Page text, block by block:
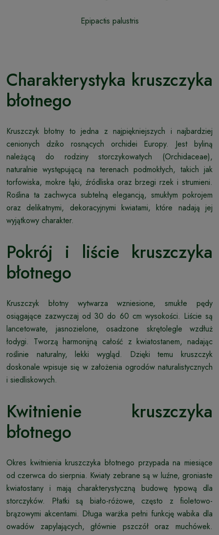
Epipactis palustris
Charakterystyka kruszczyka
błotnego
Kruszczyk błotny to jedna z najpiękniejszych i najbardziej
cenionych dziko rosnących orchidei Europy. Jest byliną
należącą do rodziny storczykowatych (Orchidaceae),
naturalnie występującą na terenach podmokłych, takich jak
torfowiska, mokre łąki, źródliska oraz brzegi rzek i strumieni.
Roślina ta zachwyca subtelną elegancją, smukłym pokrojem
oraz delikatnymi, dekoracyjnymi kwiatami, które nadają jej
wyjątkowy charakter.
Pokrój i liście kruszczyka
błotnego
Kruszczyk błotny wytwarza wzniesione, smukłe pędy
osiągające zazwyczaj od 30 do 60 cm wysokości. Liście są
lancetowate, jasnozielone, osadzone skrętolegle wzdłuż
łodygi. Tworzą harmonijną całość z kwiatostanem, nadając
roślinie naturalny, lekki wygląd. Dzięki temu kruszczyk
doskonale wpisuje się w założenia ogrodów naturalistycznych
i siedliskowych.
Kwitnienie kruszczyka
błotnego
Okres kwitnienia kruszczyka błotnego przypada na miesiące
od czerwca do sierpnia. Kwiaty zebrane są w luźne, groniaste
kwiatostany i mają charakterystyczną budowę typową dla
storczyków. Płatki są biało-różowe, często z fioletowo-
brązowymi akcentami. Długa warżka pełni funkcję wabika dla
owadów zapylających, głównie pszczół oraz muchówek.